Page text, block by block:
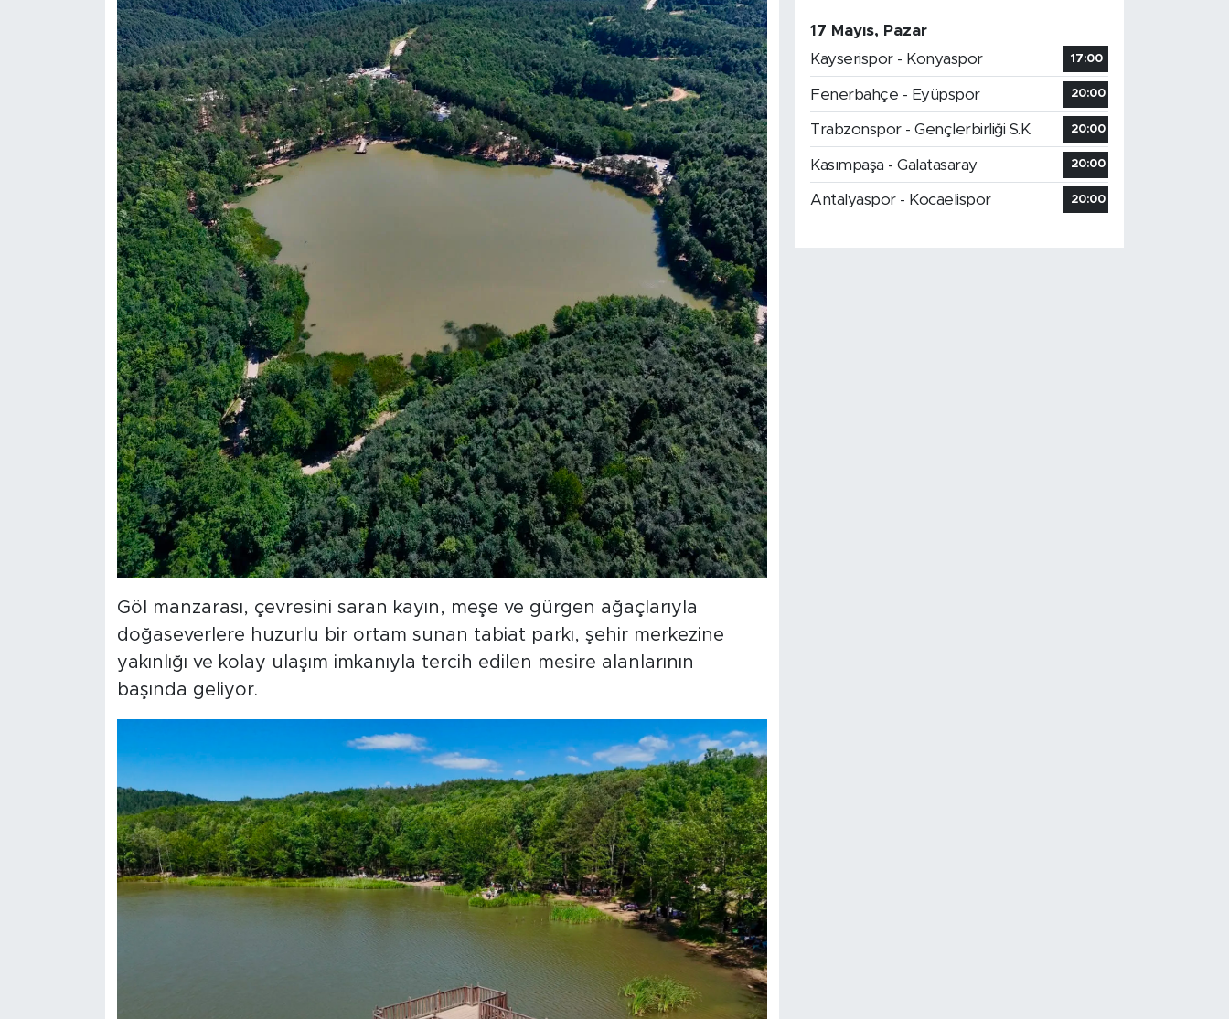
Göl manzarası, çevresini saran kayın, meşe ve gürgen ağaçlarıyla
doğaseverlere huzurlu bir ortam sunan tabiat parkı, şehir merkezine
yakınlığı ve kolay ulaşım imkanıyla tercih edilen mesire alanlarının
başında geliyor.
17 Mayıs, Pazar
Kayserispor - Konyaspor
17:00
Fenerbahçe - Eyüpspor 20:00
Trabzonspor - Gençlerbirliği S.K. 20:00
Kasımpaşa - Galatasaray 20:00
Antalyaspor - Kocaelispor 20:00